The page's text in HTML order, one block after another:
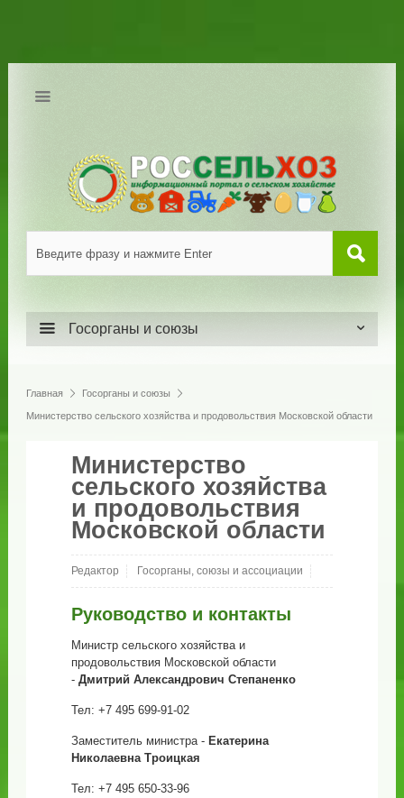
Госорганы и союзы
Главная Госорганы и союзы
Министерство сельского хозяйства и продовольствия Московской области
Министерство
сельского хозяйства
и продовольствия
Московской области
Редактор Госорганы, союзы и ассоциации
Руководство и контакты
Министр сельского хозяйства и
продовольствия Московской области
- Дмитрий Александрович Степаненко
Тел: +7 495 699-91-02
Заместитель министра - Екатерина
Николаевна Троицкая
Тел: +7 495 650-33-96